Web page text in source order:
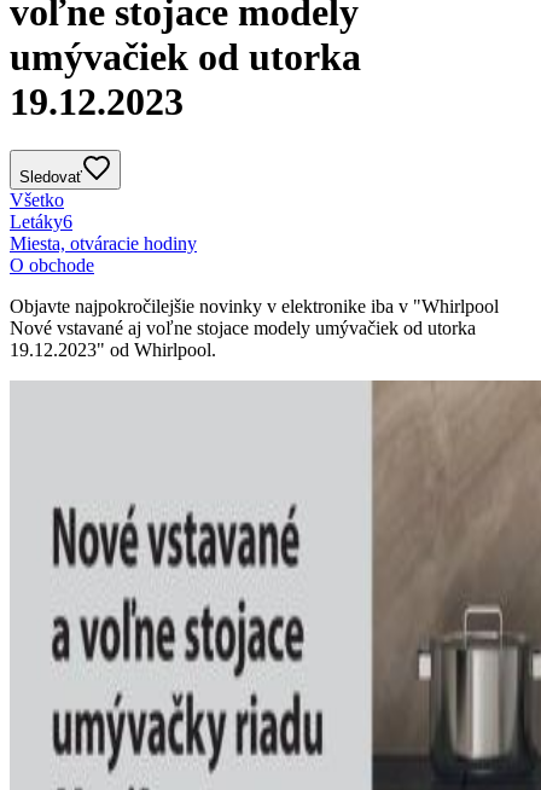
voľne stojace modely
umývačiek od utorka
19.12.2023
Sledovať
Všetko
Letáky6
Miesta, otváracie hodiny
O obchode
Objavte najpokročilejšie novinky v elektronike iba v "Whirlpool
Nové vstavané aj voľne stojace modely umývačiek od utorka
19.12.2023" od Whirlpool.